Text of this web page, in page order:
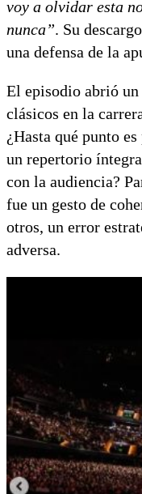
voy a olvidar esta
nunca”. Su
una defensa de la
El episodio abrió
clásicos en la
¿Hasta qué punto
un repertorio
con la audiencia?
fue un gesto de
otros, un error
adversa.